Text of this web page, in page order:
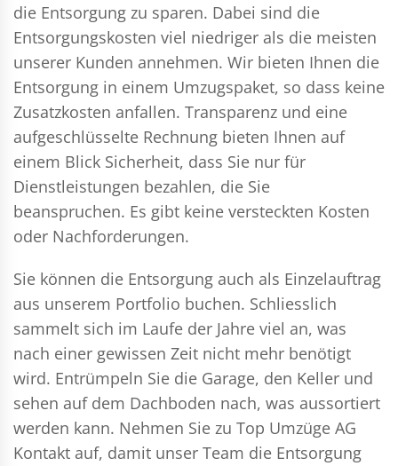
die Entsorgung zu sparen. Dabei sind die
Entsorgungskosten viel niedriger als die meisten
unserer Kunden annehmen. Wir bieten Ihnen die
Entsorgung in einem Umzugspaket, so dass keine
Zusatzkosten anfallen. Transparenz und eine
aufgeschlüsselte Rechnung bieten Ihnen auf
einem Blick Sicherheit, dass Sie nur für
Dienstleistungen bezahlen, die Sie
beanspruchen. Es gibt keine versteckten Kosten
oder Nachforderungen.
Sie können die Entsorgung auch als Einzelauftrag
aus unserem Portfolio buchen. Schliesslich
sammelt sich im Laufe der Jahre viel an, was
nach einer gewissen Zeit nicht mehr benötigt
wird. Entrümpeln Sie die Garage, den Keller und
sehen auf dem Dachboden nach, was aussortiert
werden kann. Nehmen Sie zu Top Umzüge AG
Kontakt auf, damit unser Team die Entsorgung